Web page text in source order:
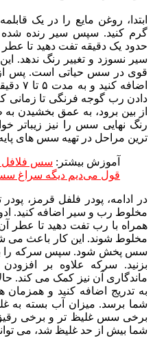
ابتدا، روغن مایع را در یک
گرم کنید. سپس سیر رنده شده
حدود یک دقیقه تفت دهید تا عطر
سیر نسوزد و تغییر رنگ ندهد.
قوی در سس حیاتی است. پس از
اضافه
دادن رب گوجه فرنگی تا زمانی
از بین برود، به عمق بخشیدن
رنگ نهایی سس را نیز زیباتر
ترین مراحل در تهیه سس های
آموزش بیشتر: سس فلافل
قول می‌دیم دیگه سراغ
در ادامه، پودر فلفل قرمز،
مخلوط رب و سیر اضافه کنید.
همراه با رب تفت دهید تا عطر
مخلوط شوند. این کار باعث می
سس پخش شود. سپس سرکه را به
بزنید. سرکه علاوه بر
ماندگاری آن نیز کمک می کند.
به تدریج اضافه کنید و
شما برسد. میزان آب بسته به
برخی سس غلیظ تر و برخی
شما بیش از حد غلیظ شد، می